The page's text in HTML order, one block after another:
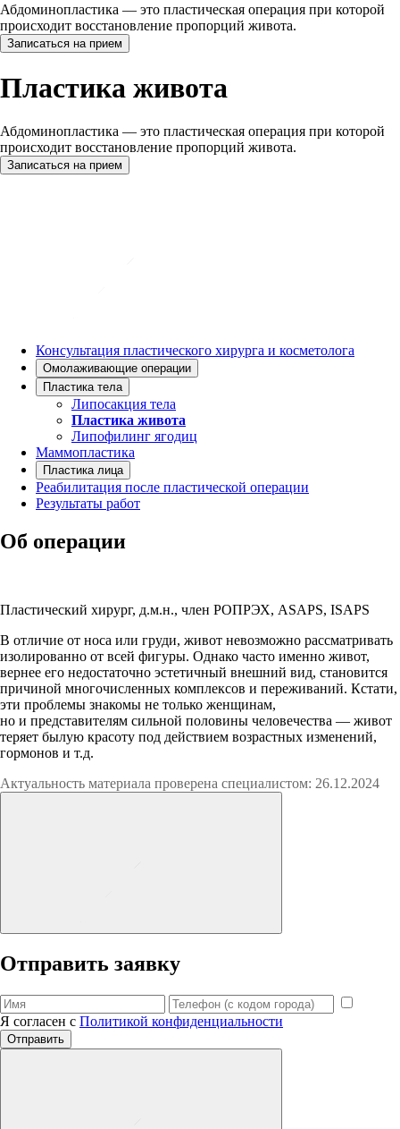
Абдоминопластика — это пластическая операция при которой
происходит восстановление пропорций живота.
Записаться на прием
Пластика живота
Абдоминопластика — это пластическая операция при которой
происходит восстановление пропорций живота.
Записаться на прием
Консультация пластического хирурга и косметолога
Омолаживающие операции
Пластика тела
Липосакция тела
Пластика живота
Липофилинг ягодиц
Маммопластика
Пластика лица
Реабилитация после пластической операции
Результаты работ
Об операции
Пластический хирург, д.м.н., член РОПРЭХ, ASAPS, ISAPS
В отличие от носа или груди, живот невозможно рассматривать
изолированно от всей фигуры. Однако часто именно живот,
вернее его недостаточно эстетичный внешний вид, становится
причиной многочисленных комплексов и переживаний. Кстати,
эти проблемы знакомы не только женщинам,
но и представителям сильной половины человечества — живот
теряет былую красоту под действием возрастных изменений,
гормонов и т.д.
Актуальность материала проверена специалистом: 26.12.2024
Отправить заявку
Я согласен с Политикой конфиденциальности
Отправить